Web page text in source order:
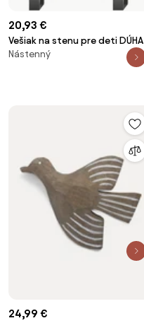
20,93 €
Vešiak na stenu pre deti DÚHA
Nástenný
24,99 €